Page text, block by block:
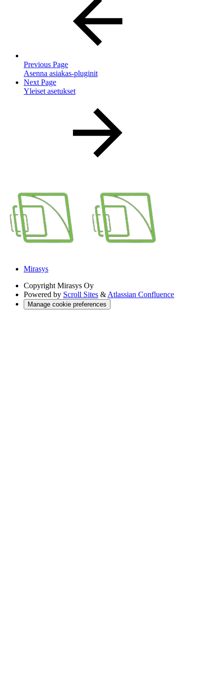
Previous Page
Asenna asiakas-pluginit
Next Page
Yleiset asetukset
Mirasys
Copyright Mirasys Oy
Powered by Scroll Sites & Atlassian Confluence
Manage cookie preferences